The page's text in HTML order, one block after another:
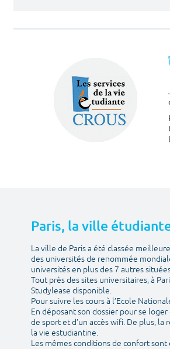
Paris, la ville
La ville de Paris a été classée
des universités de renommée
universités en plus des 7 autres
Tout près des sites universitaires, à
Studylease disponible.
Pour suivre les cours à l’Ecole
En déposant son dossier pour se
de sport et d’un accès wifi. De plus,
la vie estudiantine.
Les mêmes conditions de confort